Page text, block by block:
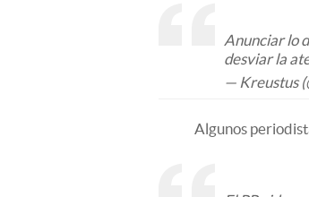
Anunciar lo
desviar la
— Kreustus
Algunos